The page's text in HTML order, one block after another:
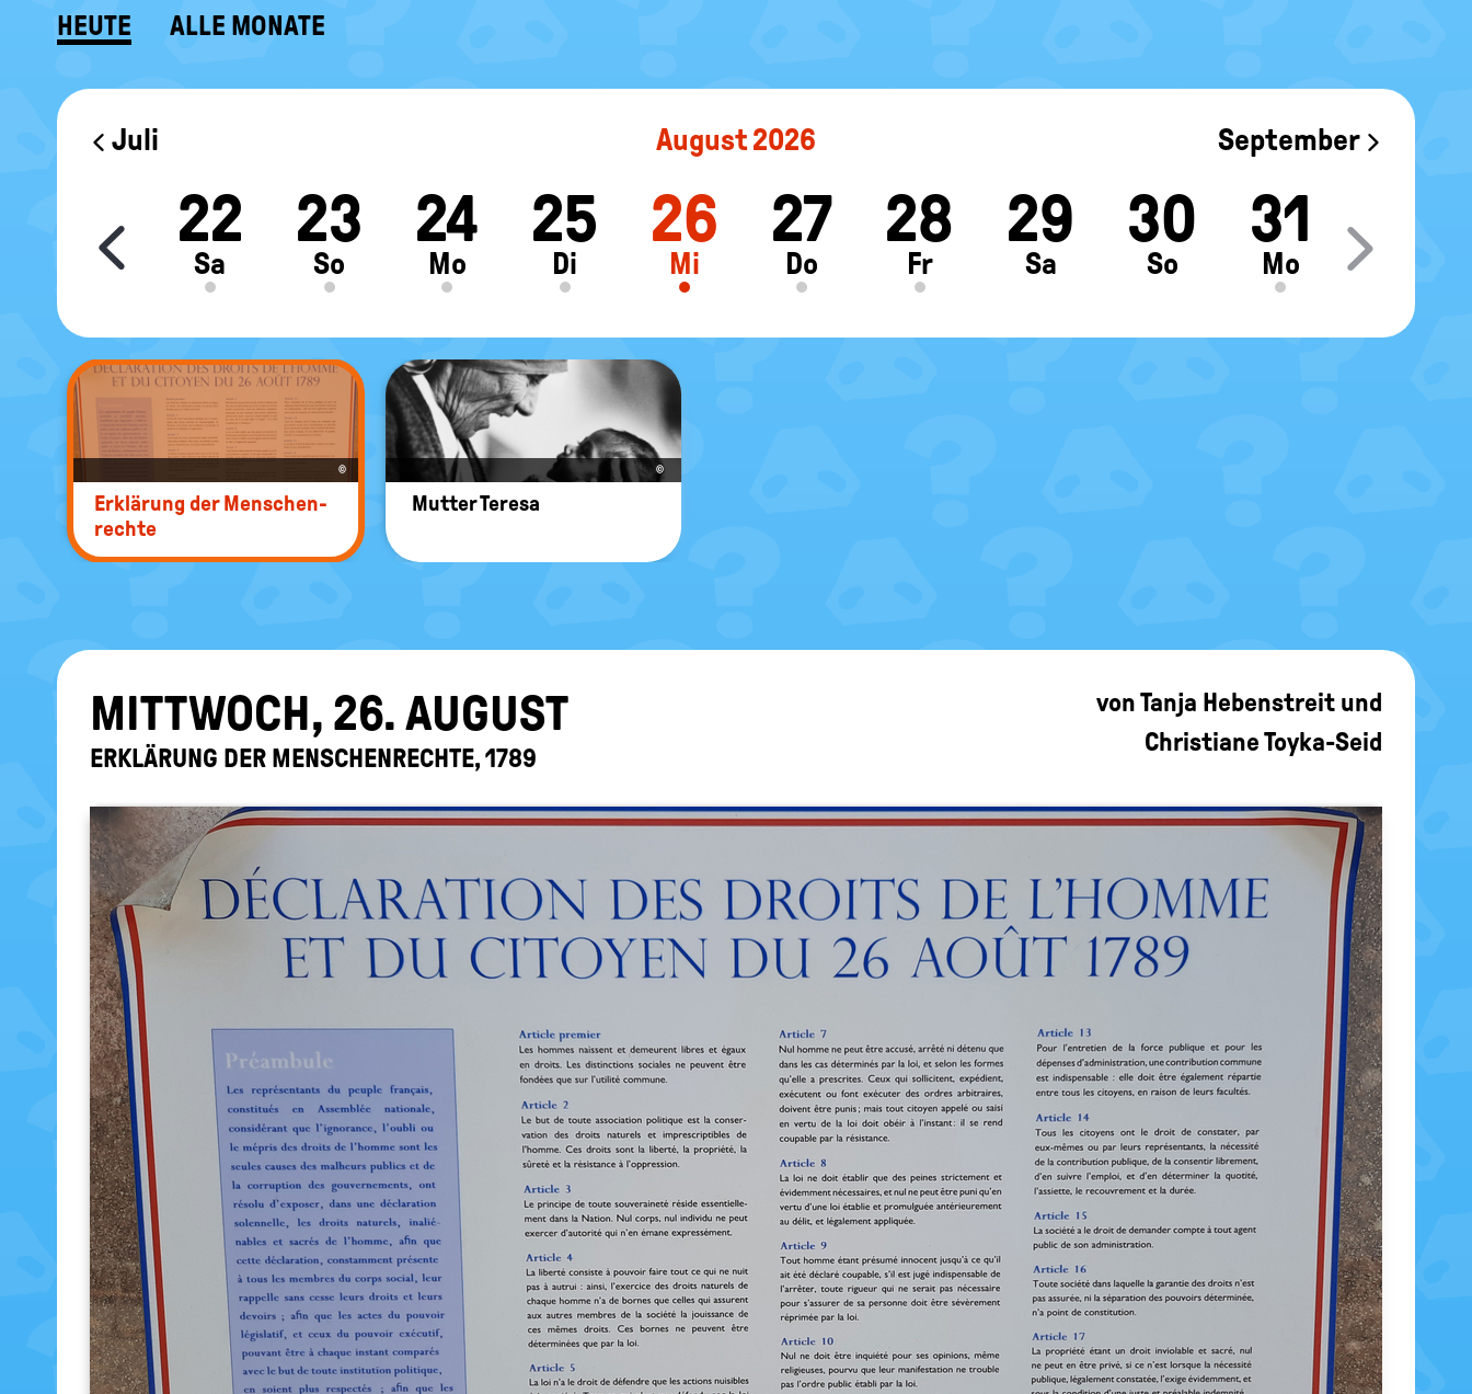
HEUTE ALLE MONATE
KALENDER August 2026
Juli September
21
Fr
22
Sa
23
So
24
Mo
25
Di
26
Mi
27
Do
28
Fr
29
Sa
30
So
31
Mo
Move slider content left Move
©
Er­klä­rung der Men­schen­
rech­te
©
Mut­ter Te­re­sa
MITT­WOCH, 26. AU­GUST
ER­KLÄ­RUNG DER MEN­SCHEN­RECH­TE, 1789
vonTanja Hebenstreit und
Christiane Toyka-Seid